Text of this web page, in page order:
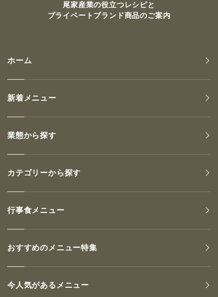
尾家産業の役立つレシピと
プライベートブランド商品のご案内
ホーム
新着メニュー
業態から探す
カテゴリーから探す
行事食メニュー
おすすめのメニュー特集
今人気があるメニュー